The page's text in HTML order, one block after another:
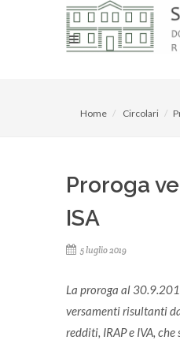
Home Circolari
Proroga
ISA
5 luglio 2019
La proroga al
versamenti risultanti
redditi, IRAP e IVA,